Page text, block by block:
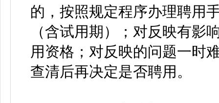
的，按照规定程序办理聘用
（含试用期）；对反映有影
用资格；对反映的问题一时
查清后再决定是否聘用。